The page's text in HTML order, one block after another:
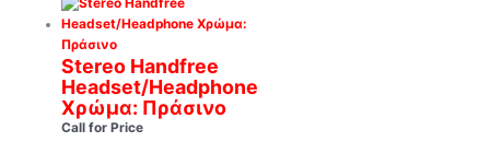
Stereo Handfree
Headset/Headphone
Χρώμα: Πράσινο
Call for Price